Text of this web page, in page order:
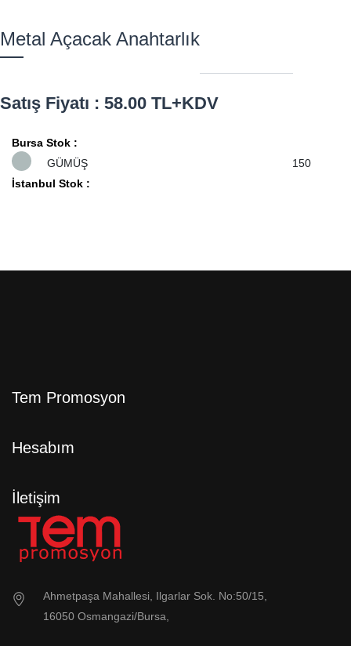
Metal Açacak Anahtarlık
Satış Fiyatı : 58.00 TL+KDV
Bursa Stok :
GÜMÜŞ
150
İstanbul Stok :
Tem Promosyon
Hesabım
İletişim
Ahmetpaşa Mahallesi, Ilgarlar Sok. No:50/15,
16050 Osmangazi/Bursa,